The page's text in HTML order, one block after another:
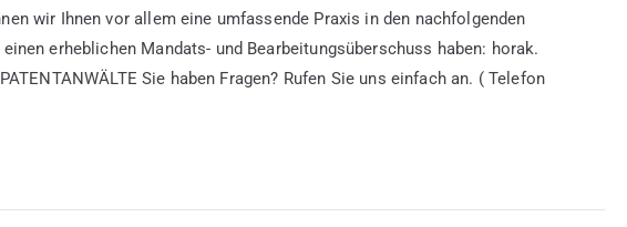
wir Ihnen vor allem eine umfassende Praxis in den nachfolgenden
erheblichen Mandats- und Bearbeitungsüberschuss haben: horak.
Sie haben Fragen? Rufen Sie uns einfach an. ( Telefon